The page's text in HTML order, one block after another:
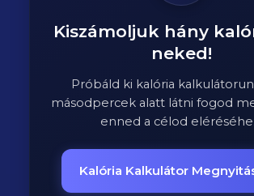
Kiszámoljuk hány
neked!
Próbáld ki kalória
másodpercek alatt látni fogod
enned a célod
Kalória Kalkulátor